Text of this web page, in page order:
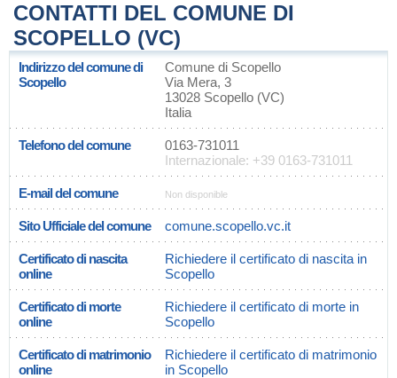
CONTATTI DEL COMUNE DI
SCOPELLO (VC)
Indirizzo del comune di
Scopello
Comune di Scopello
Via Mera, 3
13028 Scopello (VC)
Italia
Telefono del comune
0163-731011
Internazionale: +39 0163-731011
E-mail del comune Non disponible
Sito Ufficiale del comune comune.scopello.vc.it
Certificato di nascita
online
Richiedere il certificato di nascita in
Scopello
Certificato di morte
online
Richiedere il certificato di morte in
Scopello
Certificato di matrimonio
online
Richiedere il certificato di matrimonio
in Scopello